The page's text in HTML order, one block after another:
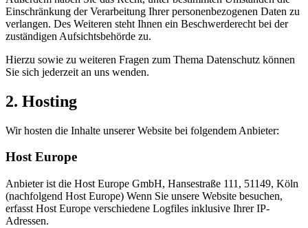
Einschränkung der Verarbeitung Ihrer personenbezogenen Daten zu
verlangen. Des Weiteren steht Ihnen ein Beschwerderecht bei der
zuständigen Aufsichtsbehörde zu.
Hierzu sowie zu weiteren Fragen zum Thema Datenschutz können
Sie sich jederzeit an uns wenden.
2. Hosting
Wir hosten die Inhalte unserer Website bei folgendem Anbieter:
Host Europe
Anbieter ist die Host Europe GmbH, Hansestraße 111, 51149, Köln
(nachfolgend Host Europe) Wenn Sie unsere Website besuchen,
erfasst Host Europe verschiedene Logfiles inklusive Ihrer IP-
Adressen.